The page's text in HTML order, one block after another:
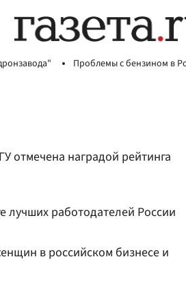
Проблемы с бензином в
отмечена наградой рейтинга
лучших работодателей России
в российском бизнесе и